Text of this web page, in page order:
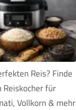
Reis? Finde
Reiskocher für
Vollkorn & mehr